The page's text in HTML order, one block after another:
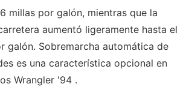
millas por galón, mientras que la
aumentó ligeramente hasta el
galón. Sobremarcha automática de
es una característica opcional en
Wrangler '94 .